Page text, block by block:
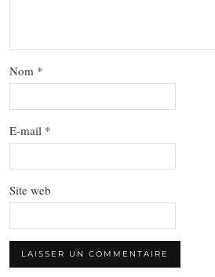
Nom *
E-mail *
Site web